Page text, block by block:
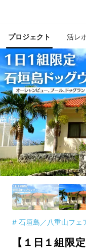
プロジェクト 活レ
# 石垣島／八重山フェ
【１日１組限